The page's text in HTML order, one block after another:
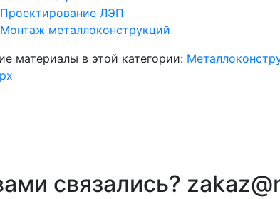
Проектирование ЛЭП
Монтаж металлоконструкций
материалы в этой категории:
связались?